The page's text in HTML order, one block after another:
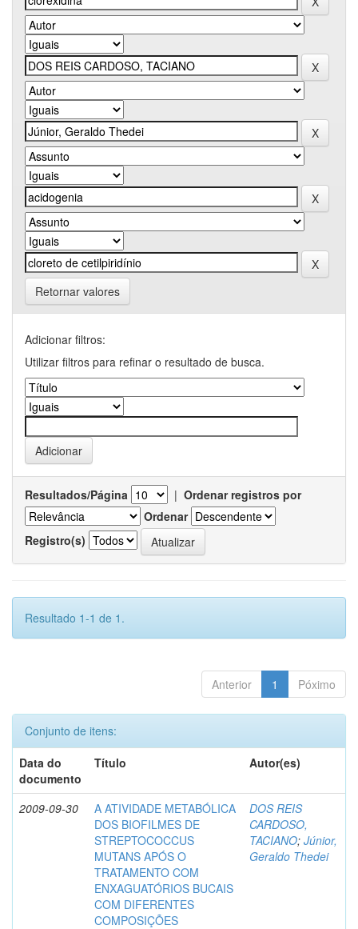
Retornar valores
Adicionar filtros:
Utilizar filtros para refinar o resultado de busca.
Resultados/Página | Ordenar registros por
Ordenar
Registro(s)
Resultado 1-1 de 1.
Anterior 1 Póximo
Conjunto de itens:
Data do
documento
Título Autor(es)
2009-09-30
A ATIVIDADE METABÓLICA
DOS BIOFILMES DE
STREPTOCOCCUS
MUTANS APÓS O
TRATAMENTO COM
ENXAGUATÓRIOS BUCAIS
COM DIFERENTES
COMPOSIÇÕES
DOS REIS
CARDOSO,
TACIANO; Júnior,
Geraldo Thedei